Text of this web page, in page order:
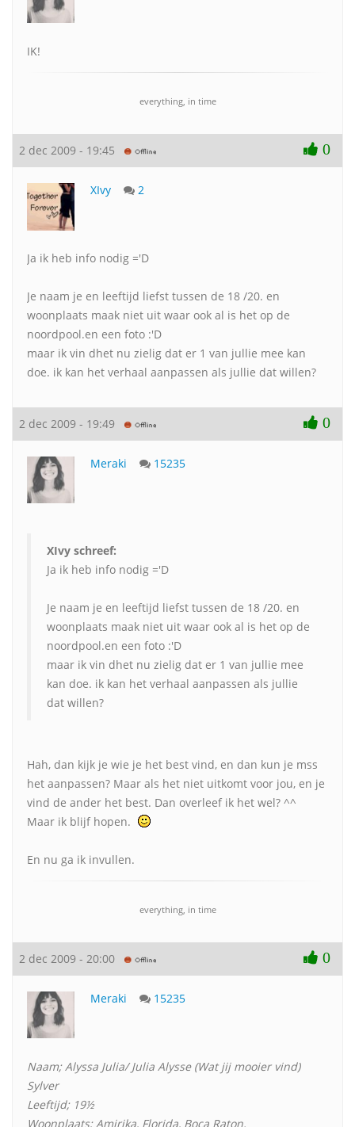
IK!
everything, in time
2 dec 2009 - 19:45 0
XIvy 2
Ja ik heb info nodig ='D
Je naam je en leeftijd liefst tussen de 18 /20. en
woonplaats maak niet uit waar ook al is het op de
noordpool.en een foto :'D
maar ik vin dhet nu zielig dat er 1 van jullie mee kan
doe. ik kan het verhaal aanpassen als jullie dat willen?
2 dec 2009 - 19:49 0
Meraki 15235
XIvy schreef:
Ja ik heb info nodig ='D
Je naam je en leeftijd liefst tussen de 18 /20. en
woonplaats maak niet uit waar ook al is het op de
noordpool.en een foto :'D
maar ik vin dhet nu zielig dat er 1 van jullie mee
kan doe. ik kan het verhaal aanpassen als jullie
dat willen?
Hah, dan kijk je wie je het best vind, en dan kun je mss
het aanpassen? Maar als het niet uitkomt voor jou, en je
vind de ander het best. Dan overleef ik het wel? ^^
Maar ik blijf hopen.
En nu ga ik invullen.
everything, in time
2 dec 2009 - 20:00 0
Meraki 15235
Naam; Alyssa Julia/ Julia Alysse (Wat jij mooier vind)
Sylver
Leeftijd; 19½
Woonplaats; Amirika, Florida, Boca Raton.